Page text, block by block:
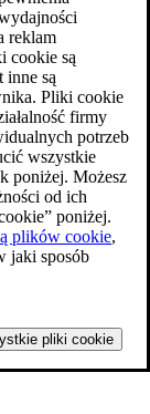
reklam
cookie są
inne są
Pliki cookie
firmy
potrzeb
wszystkie
poniżej. Możesz
od ich
poniżej.
plików cookie,
jaki sposób
pliki cookie